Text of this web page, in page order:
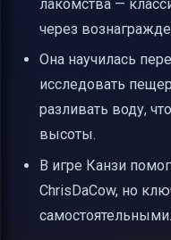
лакомства —
через
Она научилась
исследовать
разливать воду,
высоты.
В игре Канзи
ChrisDaCow, но
самостоятельными.